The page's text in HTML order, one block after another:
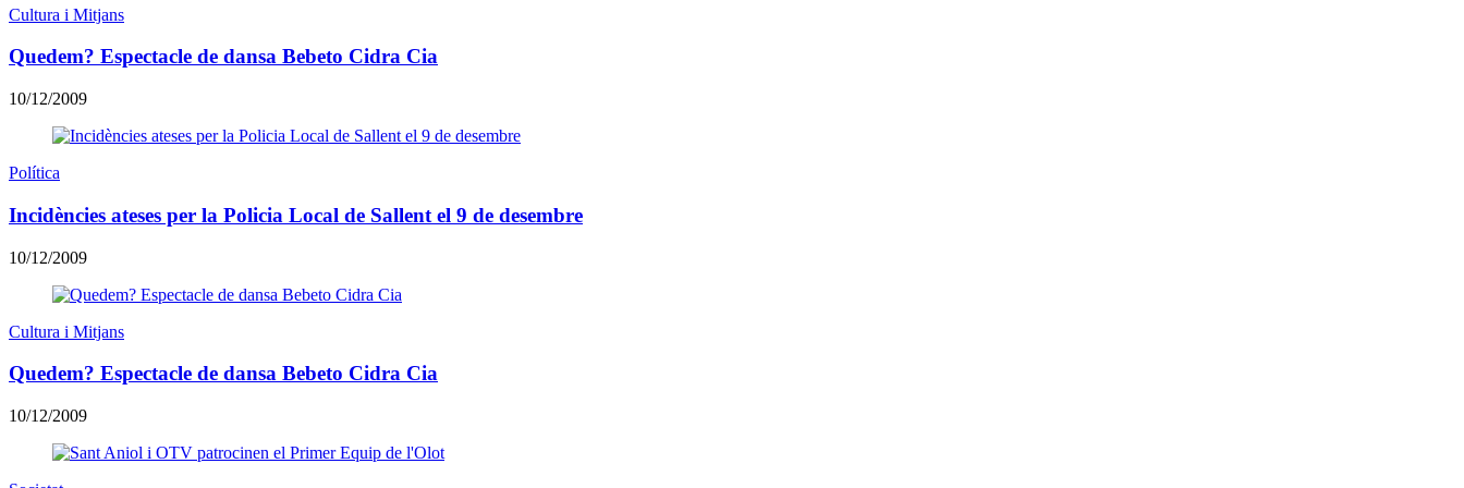
Cultura i Mitjans
Quedem? Espectacle de dansa Bebeto Cidra Cia
10/12/2009
Política
Incidències ateses per la Policia Local de Sallent el 9 de desembre
10/12/2009
Cultura i Mitjans
Quedem? Espectacle de dansa Bebeto Cidra Cia
10/12/2009